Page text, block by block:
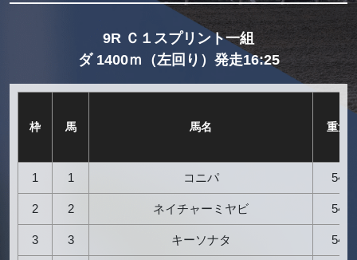
9R Ｃ１スプリント一組
ダ 1400ｍ（左回り）発走16:25
枠 馬 馬名 重量
1 1 コニパ 54
2 2 ネイチャーミヤビ 54
3 3 キーソナタ 54